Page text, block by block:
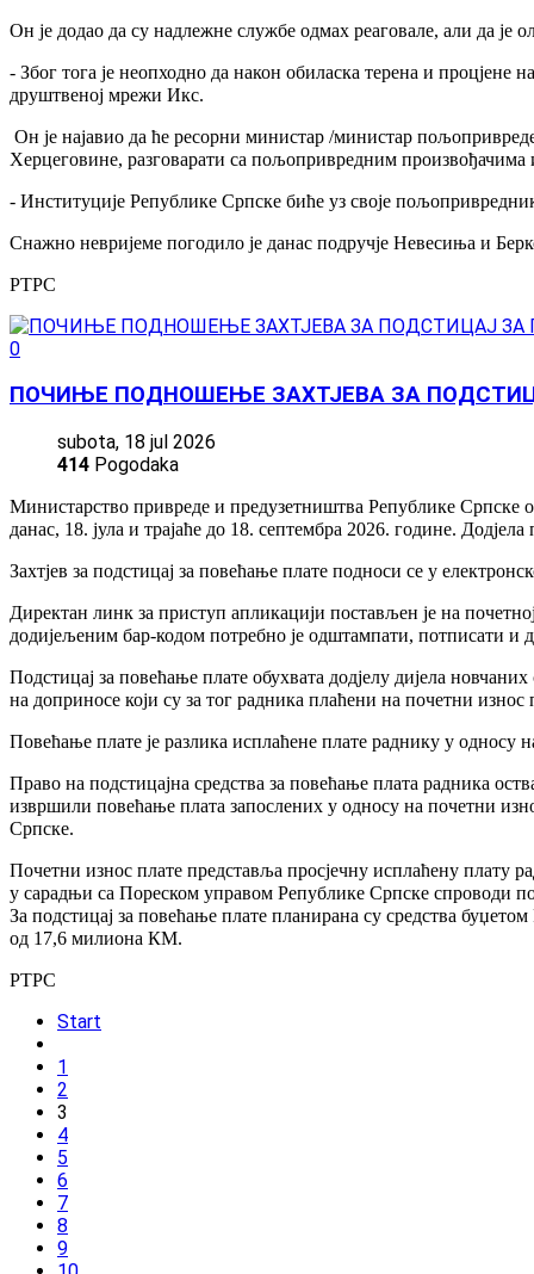
Он је додао да су надлежне службе одмах реаговале, али да је
- Због тога је неопходно да након обиласка терена и процјене
друштвеној мрежи Икс.
Он је најавио да ће ресорни министар /министар
Херцеговине, разговарати са пољопривредним
- Институције Републике Српске биће уз своје
Снажно невријеме погодило је данас подручје Невесиња и
РТРС
0
ПОЧИЊЕ ПОДНОШЕЊЕ ЗАХТЈЕВА ЗА
subota, 18 jul 2026
414 Pogodaka
Министарство привреде и предузетништва Републике Српске
данас, 18. јула и трајаће до 18. септембра 2026. године.
Захтјев за подстицај за повећање плате подноси се у
Директан линк за приступ апликацији постављен је на
додијељеним бар-кодом потребно је одштампати, потписати и
Подстицај за повећање плате обухвата додјелу дијела
на доприносе који су за тог радника плаћени на почетни износ
Повећање плате је разлика исплаћене плате раднику у
Право на подстицајна средства за повећање плата радника
извршили повећање плата запослених у односу на почетни
Српске.
Почетни износ плате представља просјечну исплаћену плату
у сарадњи са Пореском управом Републике Српске спроводи
За подстицај за повећање плате планирана су средства
од 17,6 милиона КМ.
РТРС
Start
1
2
3
4
5
6
7
8
9